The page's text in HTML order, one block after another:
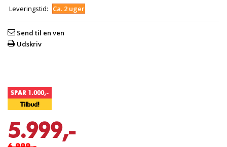
Leveringstid:
Ca. 2 uger
Send til en ven
Udskriv
SPAR 1.000,-
Tilbud!
5.999,-